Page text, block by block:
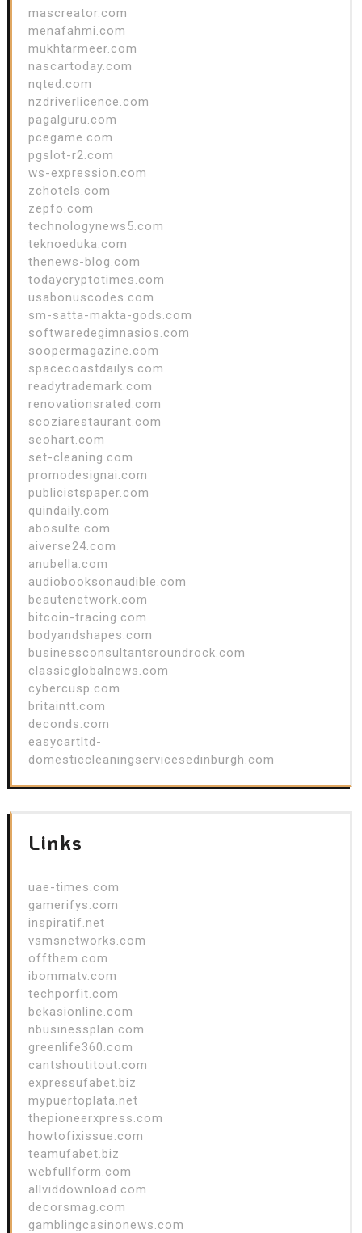
mascreator.com
menafahmi.com
mukhtarmeer.com
nascartoday.com
nqted.com
nzdriverlicence.com
pagalguru.com
pcegame.com
pgslot-r2.com
ws-expression.com
zchotels.com
zepfo.com
technologynews5.com
teknoeduka.com
thenews-blog.com
todaycryptotimes.com
usabonuscodes.com
sm-satta-makta-gods.com
softwaredegimnasios.com
soopermagazine.com
spacecoastdailys.com
readytrademark.com
renovationsrated.com
scoziarestaurant.com
seohart.com
set-cleaning.com
promodesignai.com
publicistspaper.com
quindaily.com
abosulte.com
aiverse24.com
anubella.com
audiobooksonaudible.com
beautenetwork.com
bitcoin-tracing.com
bodyandshapes.com
businessconsultantsroundrock.com
classicglobalnews.com
cybercusp.com
britaintt.com
deconds.com
easycartltd-
domesticcleaningservicesedinburgh.com
Links
uae-times.com
gamerifys.com
inspiratif.net
vsmsnetworks.com
offthem.com
ibommatv.com
techporfit.com
bekasionline.com
nbusinessplan.com
greenlife360.com
cantshoutitout.com
expressufabet.biz
mypuertoplata.net
thepioneerxpress.com
howtofixissue.com
teamufabet.biz
webfullform.com
allviddownload.com
decorsmag.com
gamblingcasinonews.com